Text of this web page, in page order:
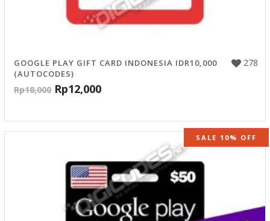
278
GOOGLE PLAY GIFT CARD INDONESIA IDR10,000
(AUTOCODES)
Rp18,000 Rp12,000
SALE 10% OFF